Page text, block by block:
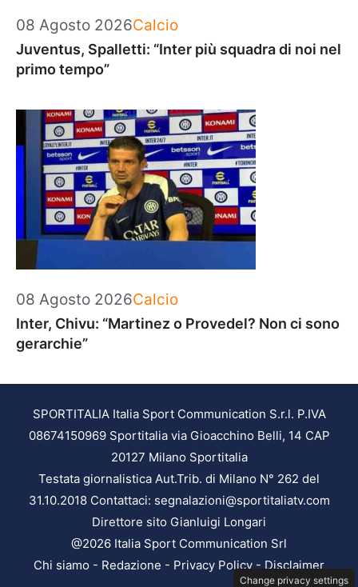
08 Agosto 2026Categorie
Calcio
Juventus, Spalletti: “Inter più squadra di noi nel
primo tempo”
08 Agosto 2026Categorie
Calcio
Inter, Chivu: “Martinez o Provedel? Non ci sono
gerarchie”
SPORTITALIA Italia Sport Communication S.r.l. P.IVA
08674150969 Sportitalia via Gioacchino Belli, 14 CAP
20127 Milano Sportitalia
Testata giornalistica Aut.Trib. di Milano N° 262 del
31.10.2018 Contattaci: segnalazioni@sportitaliatv.com
Direttore sito Gianluigi Longari
@2026 Italia Sport Communication Srl
Chi siamo - Redazione - Privacy Policy - Disclaimer
Change privacy settings